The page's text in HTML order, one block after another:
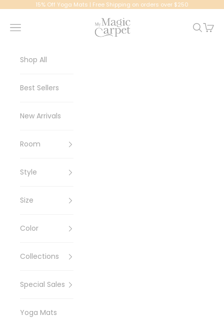
Ir al contenido15% Off Yoga Mats | Free Shipping on orders over $250
My Magic Carpet | Washable Rugs
Menú Buscar
Cesta
Shop All
Best Sellers
New Arrivals
Room
Style
Size
Color
Collections
Special Sales
Yoga Mats